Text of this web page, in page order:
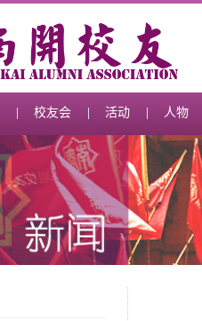
校友会 活动 人物